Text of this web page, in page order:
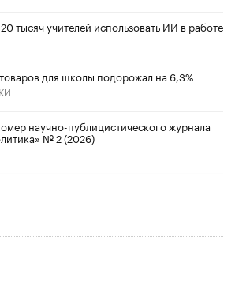
тысяч учителей использовать ИИ в работе
для школы подорожал на 6,3%
научно-публицистического журнала
№ 2 (2026)